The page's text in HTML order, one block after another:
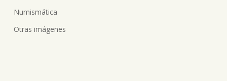
Numismática
Otras imágenes